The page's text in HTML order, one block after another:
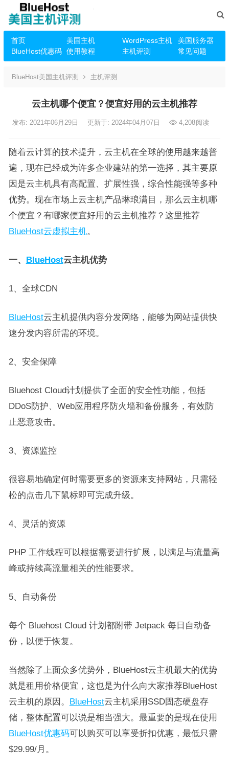
首页 美国主机 WordPress主机
美国服务器
BlueHost优惠码
使用教程 主机评测 常见问题
BlueHost美国主机评测 主机评测
云主机哪个便宜？便宜好用的云主机推荐
发布: 2021年06月29日 更新于: 2024年04月07日 4,208阅读
随着云计算的技术提升，云主机在全球的使用越来越普
遍，现在已经成为许多企业建站的第一选择，其主要原
因是云主机具有高配置、扩展性强，综合性能强等多种
优势。现在市场上云主机产品琳琅满目，那么云主机哪
个便宜？有哪家便宜好用的云主机推荐？这里推荐
BlueHost云虚拟主机。
一、 BlueHost云主机优势
1、全球CDN
BlueHost云主机提供内容分发网络，能够为网站提供快
速分发内容所需的环境。
2、安全保障
Bluehost Cloud计划提供了全面的安全性功能，包括
DDoS防护、Web应用程序防火墙和备份服务，有效防
止恶意攻击。
3、资源监控
很容易地确定何时需要更多的资源来支持网站，只需轻
松的点击几下鼠标即可完成升级。
4、灵活的资源
PHP 工作线程可以根据需要进行扩展，以满足与流量高
峰或持续高流量相关的性能要求。
5、自动备份
每个 Bluehost Cloud 计划都附带 Jetpack 每日自动备
份，以便于恢复。
当然除了上面众多优势外，BlueHost云主机最大的优势
就是租用价格便宜，这也是为什么向大家推荐BlueHost
云主机的原因。 BlueHost云主机采用SSD固态硬盘存
储，整体配置可以说是相当强大。最重要的是现在使用
BlueHost优惠码可以购买可以享受折扣优惠，最低只需
$29.99/月。